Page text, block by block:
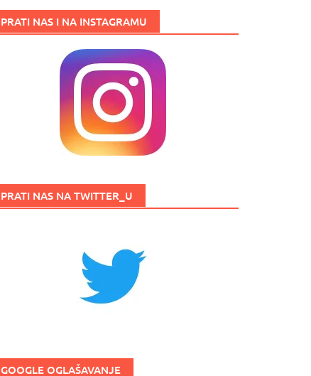
PRATI NAS I NA INSTAGRAMU
PRATI NAS NA TWITTER_U
GOOGLE OGLAŠAVANJE